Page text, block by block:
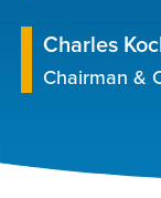
Charles
Chairman &